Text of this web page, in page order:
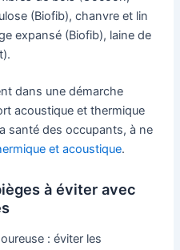
(Biofib), chanvre et lin
expansé (Biofib), laine de
dans une démarche
acoustique et thermique
santé des occupants, à ne
et acoustique.
à éviter avec
: éviter les